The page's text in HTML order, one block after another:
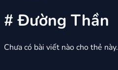
# Đường Thần
Chưa có bài viết nào cho thẻ này.